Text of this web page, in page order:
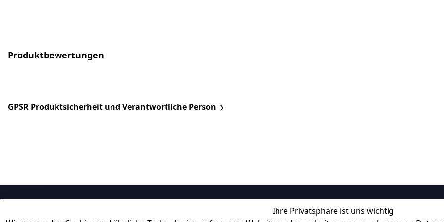
Produktbewertungen
GPSR Produktsicherheit und Verantwortliche Person
Ihre Privatsphäre ist uns wichtig
Informationen